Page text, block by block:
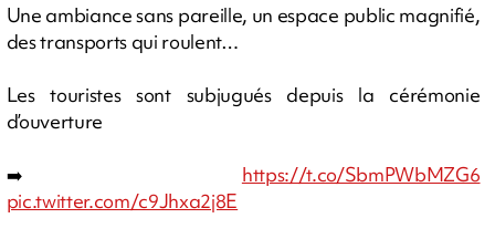
Une ambiance sans pareille, un espace public magnifié,
des transports qui roulent…
Les touristes sont subjugués depuis la cérémonie
d’ouverture
➡️ https://t.co/SbmPWbMZG6
pic.twitter.com/c9Jhxa2j8E